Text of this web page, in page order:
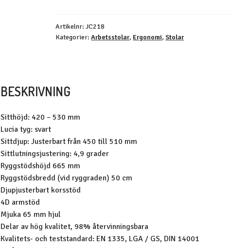
Artikelnr:JC218
Kategorier:Arbetsstolar, Ergonomi,Stolar
BESKRIVNING
Sitthöjd: 420 – 530 mm
Lucia tyg: svart
Sittdjup: Justerbart från 450 till 510 mm
Sittlutningsjustering: 4,9 grader
Ryggstödshöjd 665 mm
Ryggstödsbredd (vid ryggraden) 50 cm
Djupjusterbart korsstöd
4D armstöd
Mjuka 65 mm hjul
Delar av hög kvalitet, 98% återvinningsbara
Kvalitets- och teststandard: EN 1335, LGA / GS, DIN 14001